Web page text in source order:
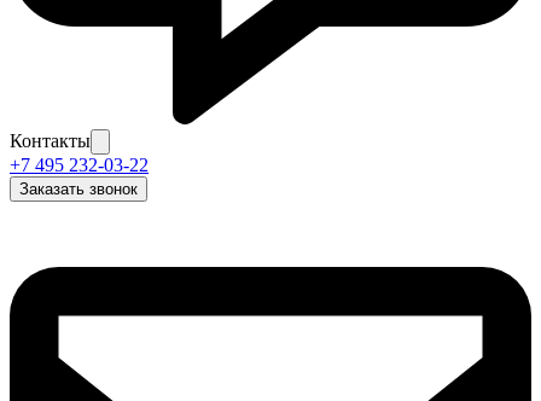
Контакты
+7 495 232-03-22
Заказать звонок